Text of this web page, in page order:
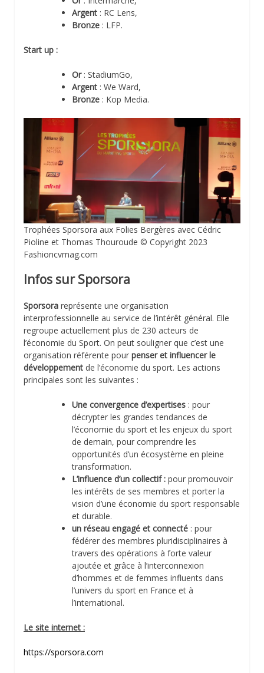
Argent : RC Lens,
Bronze : LFP.
Start up :
Or : StadiumGo,
Argent : We Ward,
Bronze : Kop Media.
Trophées Sporsora aux Folies Bergères avec Cédric
Pioline et Thomas Thouroude © Copyright 2023
Fashioncvmag.com
Infos sur Sporsora
Sporsora représente une organisation
interprofessionnelle au service de l’intérêt général. Elle
regroupe actuellement plus de 230 acteurs de
l’économie du Sport. On peut souligner que c’est une
organisation référente pour penser et influencer le
développement de l’économie du sport. Les actions
principales sont les suivantes :
Une convergence d’expertises : pour
décrypter les grandes tendances de
l’économie du sport et les enjeux du sport
de demain, pour comprendre les
opportunités d’un écosystème en pleine
transformation.
L’influence d’un collectif : pour promouvoir
les intérêts de ses membres et porter la
vision d’une économie du sport responsable
et durable.
un réseau engagé et connecté : pour
fédérer des membres pluridisciplinaires à
travers des opérations à forte valeur
ajoutée et grâce à l’interconnexion
d’hommes et de femmes influents dans
l’univers du sport en France et à
l’international.
Le site internet :
https://sporsora.com